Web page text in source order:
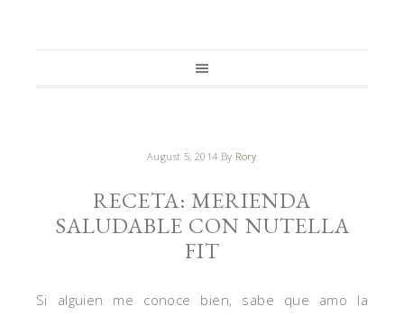
August 5, 2014 By Rory
RECETA: MERIENDA
SALUDABLE CON NUTELLA
FIT
Si alguien me conoce bien, sabe que amo la